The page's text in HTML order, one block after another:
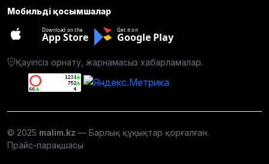
Мобильді қосымшалар
Download on the
App Store
Get it on
Google Play
Қауіпсіз орнату, жарнамасыз хабарламалар.
© 2025 malim.kz — Барлық құқықтар қорғалған.
Прайс-парақшасы